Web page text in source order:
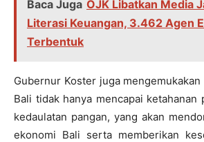
Baca Juga OJK Libatkan Media
Literasi Keuangan, 3.462 Agen
Terbentuk
Gubernur Koster juga
Bali tidak hanya mencapai ketahanan
kedaulatan pangan, yang akan
ekonomi Bali serta memberikan